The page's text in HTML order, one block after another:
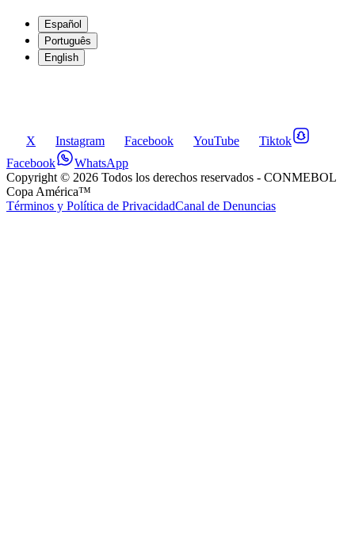
Español
Português
English
X Instagram Facebook YouTube
Tiktok
Facebook
WhatsApp
Copyright © 2026 Todos los derechos reservados - CONMEBOL
Copa América™
Términos y Política de PrivacidadCanal de Denuncias